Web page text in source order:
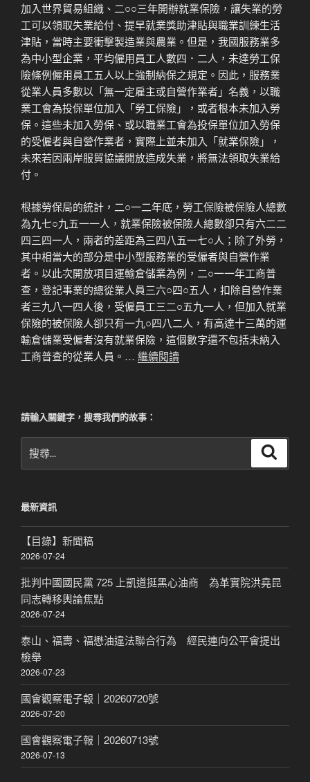
加入世界貿易組織、二○○三年開辦就業保險，讓失業的勞
工可以領取失業給付、提早就業獎助津貼與職業訓練生活
津貼，當時主要衝擊製造業與農業。但是，我國服務業多
為中小型企業，平均僱用員工人數四．二人，未達勞工保
險條例僱用員工五人以上強制納保之規定。因此，服務業
從業人員多數以「無一定雇主或自營作業者」名義，以職
業工會為投保單位加入「勞工保險」，或者根本未加入勞
保。這些未加入勞保、或以職業工會為投保單位加入勞保
的受僱者與自營作業者，實際上並未加入「就業保險」，
未來若因兩岸服貿協議開放造成失業，將無法領取失業給
付。
根據勞保局的統計，二○一二年底，勞工保險被保險人總數
為九七○九五一一人，就業保險被保險人總數卻只有六二二
四三四一人，兩者的差距為三四八五一七○人；除了外勞，
其中相當大的部分是中小型服務業的受僱者與自營作業
者。以此次開放項目運輸倉儲業為例，二○一一年工商普
查，登記事業的總從業人員三六○四○五人，扣除自營作業
者三九八一四人後，受僱員工三二○五九一人，但加入就業
保險的被保險人卻只有一九○四八二人，有高達十三萬的運
輸倉儲業受僱者沒有就業保險，這個數字還不包括未納入
工商普查的從業人員。… 繼續閱讀
請輸入關鍵字，搜尋我們的故事：
尋
字:
最新資訊
【目錄】新聞稿
2026-07-24
批判中國國民黨 725 上凱道挺黑心油商 為革實院洪堯昆
同志轉移輿論焦點
2026-07-24
泰山、福壽、福懋油違法聯合行為 經民連向公平會提出
檢舉
2026-07-23
國會觀察電子報｜20260720號
2026-07-20
國會觀察電子報｜20260713號
2026-07-13